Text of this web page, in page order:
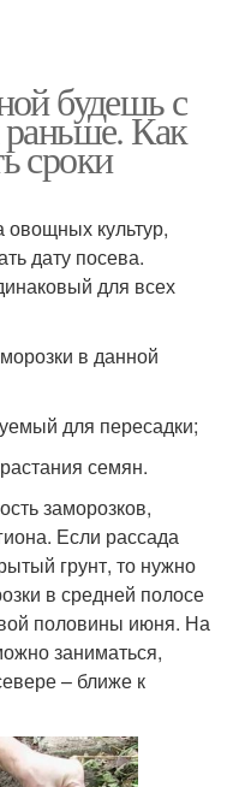
будешь с
раньше. Как
сроки
овощных культур,
дату посева.
для всех
в данной
для пересадки;
семян.
заморозков,
Если рассада
грунт, то нужно
в средней полосе
половины июня. На
заниматься,
– ближе к